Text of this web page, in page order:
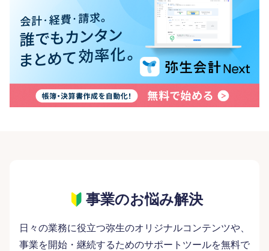
事業のお悩み解決
日々の業務に役立つ弥生のオリジナルコンテンツや、
事業を開始・継続するためのサポートツールを無料で